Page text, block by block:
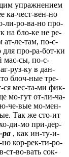
упражнением
ка-чест-вен-но
ли-ро-ва-но про-
на бло-ке не ре-
ле-там, по-с-
про-ра-бот-ки
сы, по-с-
руз-ку в дан-
блоч-ные тре-
мес-та-ми фик-
мо-гут от-ли-ча-
че-вые мо-мен-
Так же сто-ит
ди-мо при-дер-
ра , как ин-ту-и-
но кор-рек-ти-ро-
ст-во-вать сок-